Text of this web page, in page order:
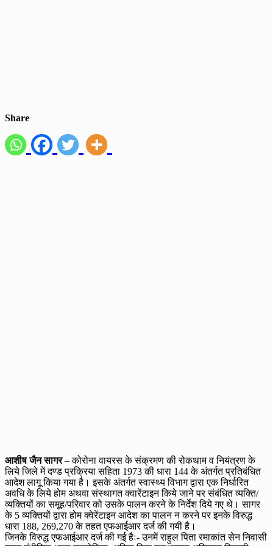
Share
आशीष जैन सागर– कोरोना वायरस के संक्रमण की रोकथाम व नियंत्रण के
लिये जिले में दण्ड प्रक्रिया सहिता 1973 की धारा 144 के अंतर्गत प्रतिबंधित
आदेश लागू किया गया है। इसके अंतर्गत स्वास्थ्य विभाग द्वारा एक निर्धारित
अवधि के लिये होम अथवा संस्थागत क्वारेंटाइन किये जाने पर संबंधित व्यक्ति/
व्यक्तियों का समूह/परिवार को उसके पालन करने के निर्देश दिये गए थे। सागर
के 5 व्यक्तियों द्वारा होम क्वेरेंटाइन आदेश का पालन न करने पर इनके विरुद्ध
धारा 188, 269,270 के तहत एफआईआर दर्ज की गयी है।
जिनके विरुद्ध एफआईआर दर्ज की गई हैः- उनमें राहुल पिता रमाकांत सेन निवासी